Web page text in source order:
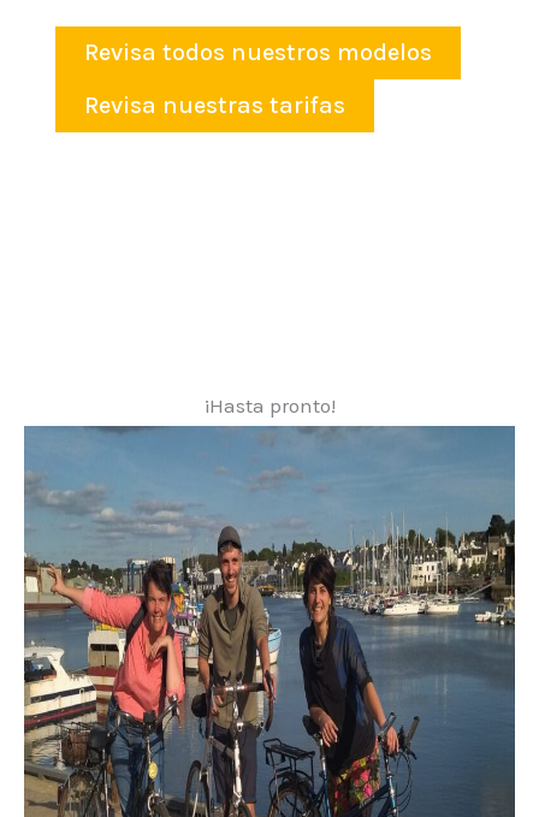
Revisa todos nuestros modelos
Revisa nuestras tarifas
¡Hasta pronto!